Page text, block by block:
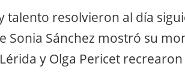
talento resolvieron al día
Sonia Sánchez mostró su
y Olga Pericet